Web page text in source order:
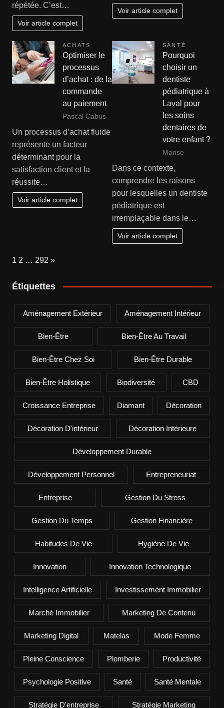
répétée. C’est…
Voir article complet
Voir article complet
ACHATS
Optimiser le
processus
d’achat : de la
commande
au paiement
Pascal Cabus
Un processus d’achat fluide
représente un facteur
déterminant pour la
satisfaction client et la
réussite…
Voir article complet
SANTÉ
Pourquoi
choisir un
dentiste
pédiatrique à
Laval pour
les soins
dentaires de
votre enfant ?
Marise
Dans ce contexte,
comprendre les raisons
pour lesquelles un dentiste
pédiatrique est
irremplaçable dans le…
Voir article complet
Page:
1 2 … 292 Next
»
Étiquettes
Aménagement Extérieur Aménagement Intérieur
Bien-Être Bien-Être Au Travail
Bien-Être Chez Soi Bien-Être Durable
Bien-Être Holistique Biodiversité CBD
Croissance Entreprise Diamant Décoration
Décoration D'intérieur Décoration Intérieure
Développement Durable
Développement Personnel Entrepreneuriat
Entreprise Gestion Du Stress
Gestion Du Temps Gestion Financière
Habitudes De Vie Hygiène De Vie
Innovation Innovation Technologique
Intelligence Artificielle Investissement Immobilier
Marché Immobilier Marketing De Contenu
Marketing Digital Matelas Mode Femme
Pleine Conscience Plomberie Productivité
Psychologie Positive Santé Santé Mentale
Stratégie D'entreprise Stratégie Marketing